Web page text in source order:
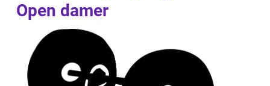
Open damer